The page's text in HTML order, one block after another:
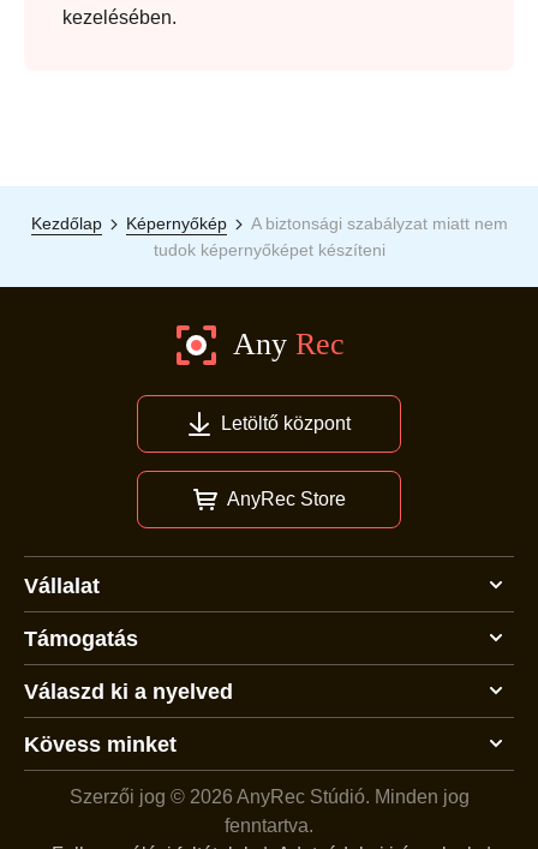
kezelésében.
Kezdőlap Képernyőkép
A biztonsági szabályzat miatt nem
tudok képernyőképet készíteni
Letöltő központ
AnyRec Store
Vállalat
Támogatás
Válaszd ki a nyelved
Kövess minket
Szerzői jog © 2026 AnyRec Stúdió. Minden jog
fenntartva.